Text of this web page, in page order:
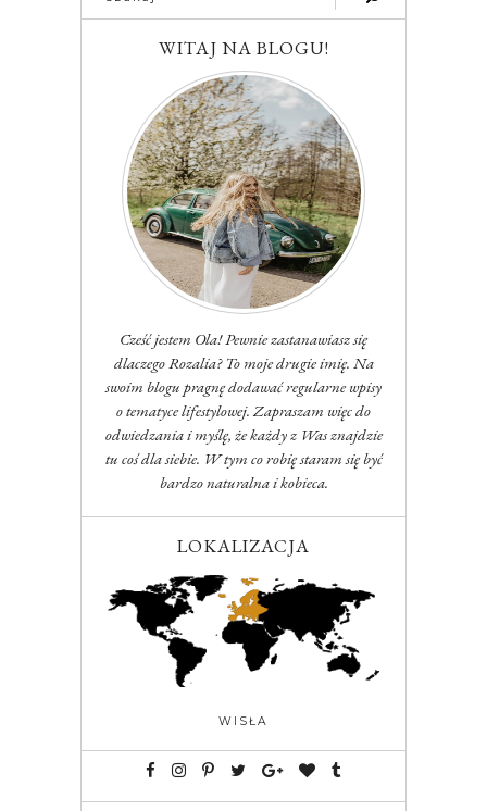
WITAJ NA BLOGU!
Cześć jestem Ola! Pewnie zastanawiasz się
dlaczego Rozalia? To moje drugie imię. Na
swoim blogu pragnę dodawać regularne wpisy
o tematyce lifestylowej. Zapraszam więc do
odwiedzania i myślę, że każdy z Was znajdzie
tu coś dla siebie. W tym co robię staram się być
bardzo naturalna i kobieca.
LOKALIZACJA
WISŁA